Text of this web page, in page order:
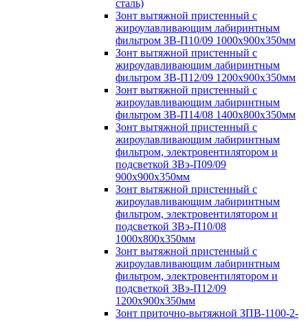
сталь)
Зонт вытяжной пристенный с
жироулавливающим лабиринтным
фильтром ЗВ-П10/09 1000х900х350мм
Зонт вытяжной пристенный с
жироулавливающим лабиринтным
фильтром ЗВ-П12/09 1200х900х350мм
Зонт вытяжной пристенный с
жироулавливающим лабиринтным
фильтром ЗВ-П14/08 1400х800х350мм
Зонт вытяжной пристенный с
жироулавливающим лабиринтным
фильтром, электровентилятором и
подсветкой ЗВэ-П09/09
900х900х350мм
Зонт вытяжной пристенный с
жироулавливающим лабиринтным
фильтром, электровентилятором и
подсветкой ЗВэ-П10/08
1000х800х350мм
Зонт вытяжной пристенный с
жироулавливающим лабиринтным
фильтром, электровентилятором и
подсветкой ЗВэ-П12/09
1200х900х350мм
Зонт приточно-вытяжной ЗПВ-1100-2-